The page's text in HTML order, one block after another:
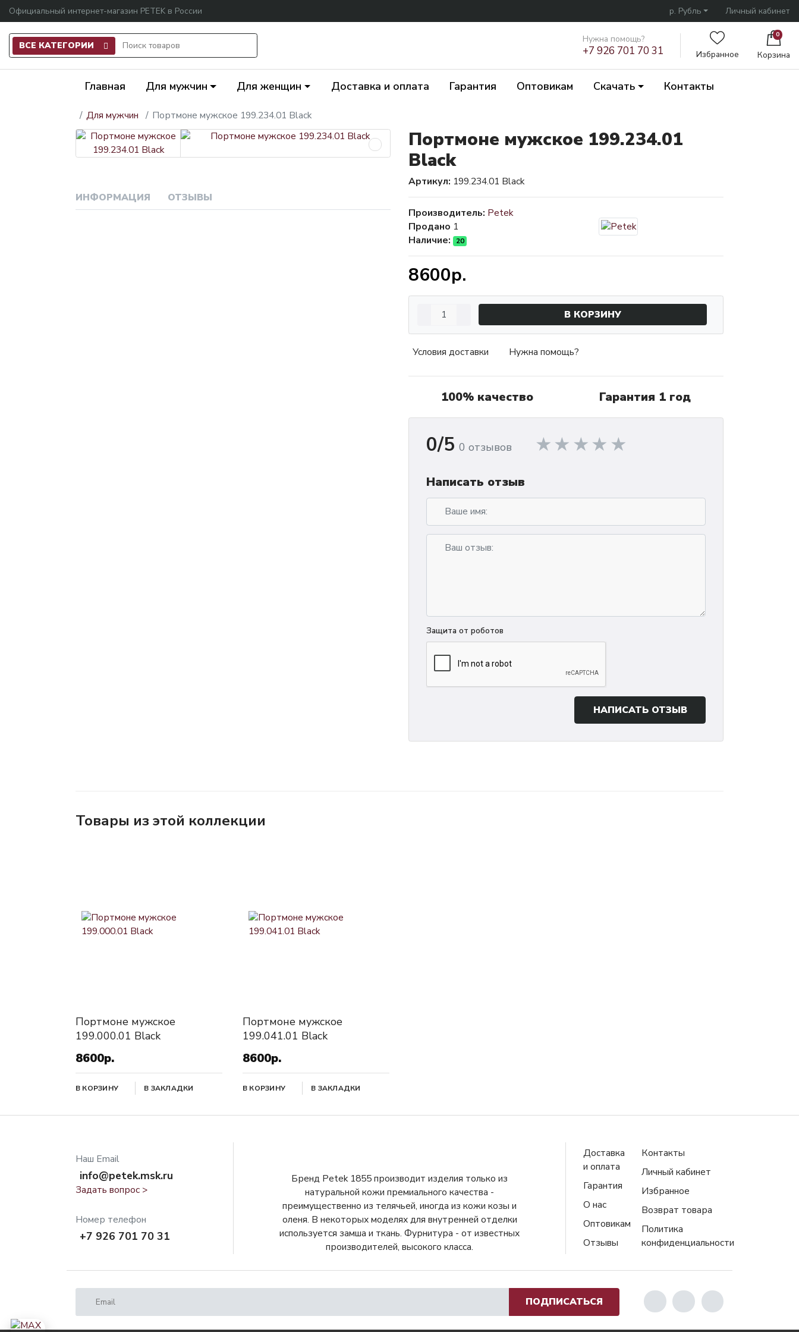
Официальный интернет-магазин PETEK в России р. Рубль Личный кабинет
Нужна помощь?
+7 926 701 70 31 Избранное
0
Корзина
ВСЕ КАТЕГОРИИ
Главная Для мужчин Для женщин Доставка и оплата Гарантия Оптовикам Скачать Контакты
Для мужчин Портмоне мужское 199.234.01 Black
ИНФОРМАЦИЯ ОТЗЫВЫ
Портмоне мужское 199.234.01
Black
Артикул: 199.234.01 Black
Производитель: Petek
Продано 1
Наличие:
20
8600р.
В КОРЗИНУ
Условия доставки Нужна помощь?
100% качество Гарантия 1 год
0/5 0 отзывов
Написать отзыв
Защита от роботов
НАПИСАТЬ ОТЗЫВ
Товары из этой коллекции
Портмоне мужское
199.000.01 Black
8600р.
В КОРЗИНУ В ЗАКЛАДКИ
Портмоне мужское
199.041.01 Black
8600р.
В КОРЗИНУ В ЗАКЛАДКИ
Наш Email
info@petek.msk.ru
Задать вопрос >
Номер телефон
+7 926 701 70 31
Бренд Petek 1855 производит изделия только из
натуральной кожи премиального качества -
преимущественно из телячьей, иногда из кожи козы и
оленя. В некоторых моделях для внутренней отделки
используется замша и ткань. Фурнитура - от известных
производителей, высокого класса.
Доставка
и оплата
Гарантия
О нас
Оптовикам
Отзывы
Контакты
Личный кабинет
Избранное
Возврат товара
Политика
конфиденциальности
ПОДПИСАТЬСЯ